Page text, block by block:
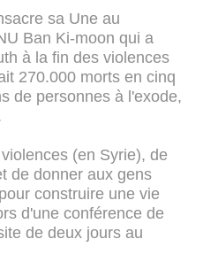
sa Une au
Ban Ki-moon qui a
à la fin des violences
270.000 morts en cinq
de personnes à l'exode,
(en Syrie), de
de donner aux gens
construire une vie
d'une conférence de
de deux jours au